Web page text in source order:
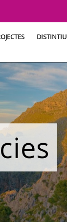
DISTINTIU